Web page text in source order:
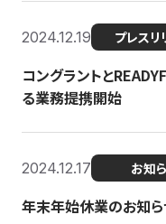
2024.12.19 プレスリ
コングラントと
る業務提携開始
2024.12.17 お知
年末年始休業のお知